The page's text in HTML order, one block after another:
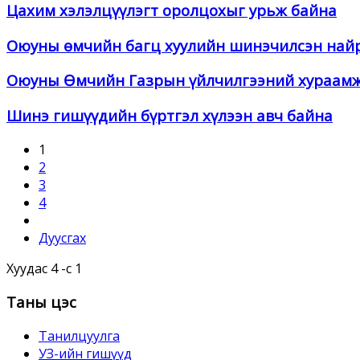
Цахим хэлэлцүүлэгт оролцохыг урьж байна
Оюуны өмчийн багц хуулийн шинэчилсэн
Оюуны Өмчийн Газрын үйлчилгээний
Шинэ гишүүдийн бүртгэл хүлээн авч байна
1
2
3
4
Дуусгах
Хуудас 4 -с 1
Таны цэс
Танилцуулга
УЗ-ийн гишүүд